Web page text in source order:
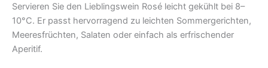
Servieren Sie den Lieblingswein Rosé leicht gekühlt bei 8–
10°C. Er passt hervorragend zu leichten Sommergerichten,
Meeresfrüchten, Salaten oder einfach als erfrischender
Aperitif.